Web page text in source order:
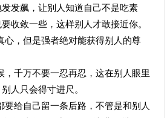
发飙，让别人知道自己不是吃素
收敛一些，这样别人才敢接近你。
心，但是强者绝对能获得别人的尊
，千万不要一忍再忍，这在别人眼里
人只会得寸进尺。
要给自己留一条后路，不管是和别人